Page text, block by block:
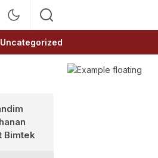
Uncategorized
Bimtek